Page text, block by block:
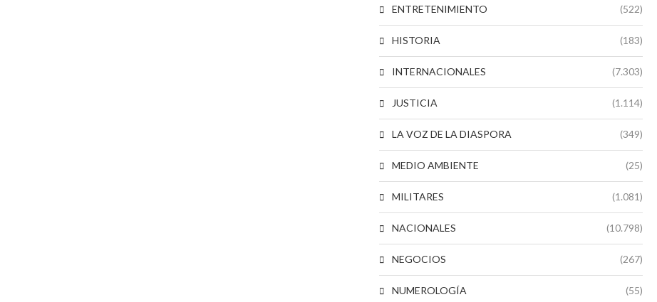
ENTRETENIMIENTO (522)
HISTORIA (183)
INTERNACIONALES (7.303)
JUSTICIA (1.114)
LA VOZ DE LA DIASPORA (349)
MEDIO AMBIENTE (25)
MILITARES (1.081)
NACIONALES (10.798)
NEGOCIOS (267)
NUMEROLOGÍA (55)